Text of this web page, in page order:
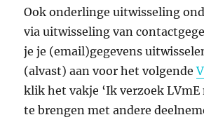
Ook onderlinge uitwisseling
via uitwisseling van
je je (email)gegevens
(alvast) aan voor het volgende
klik het vakje ‘Ik verzoek
te brengen met andere